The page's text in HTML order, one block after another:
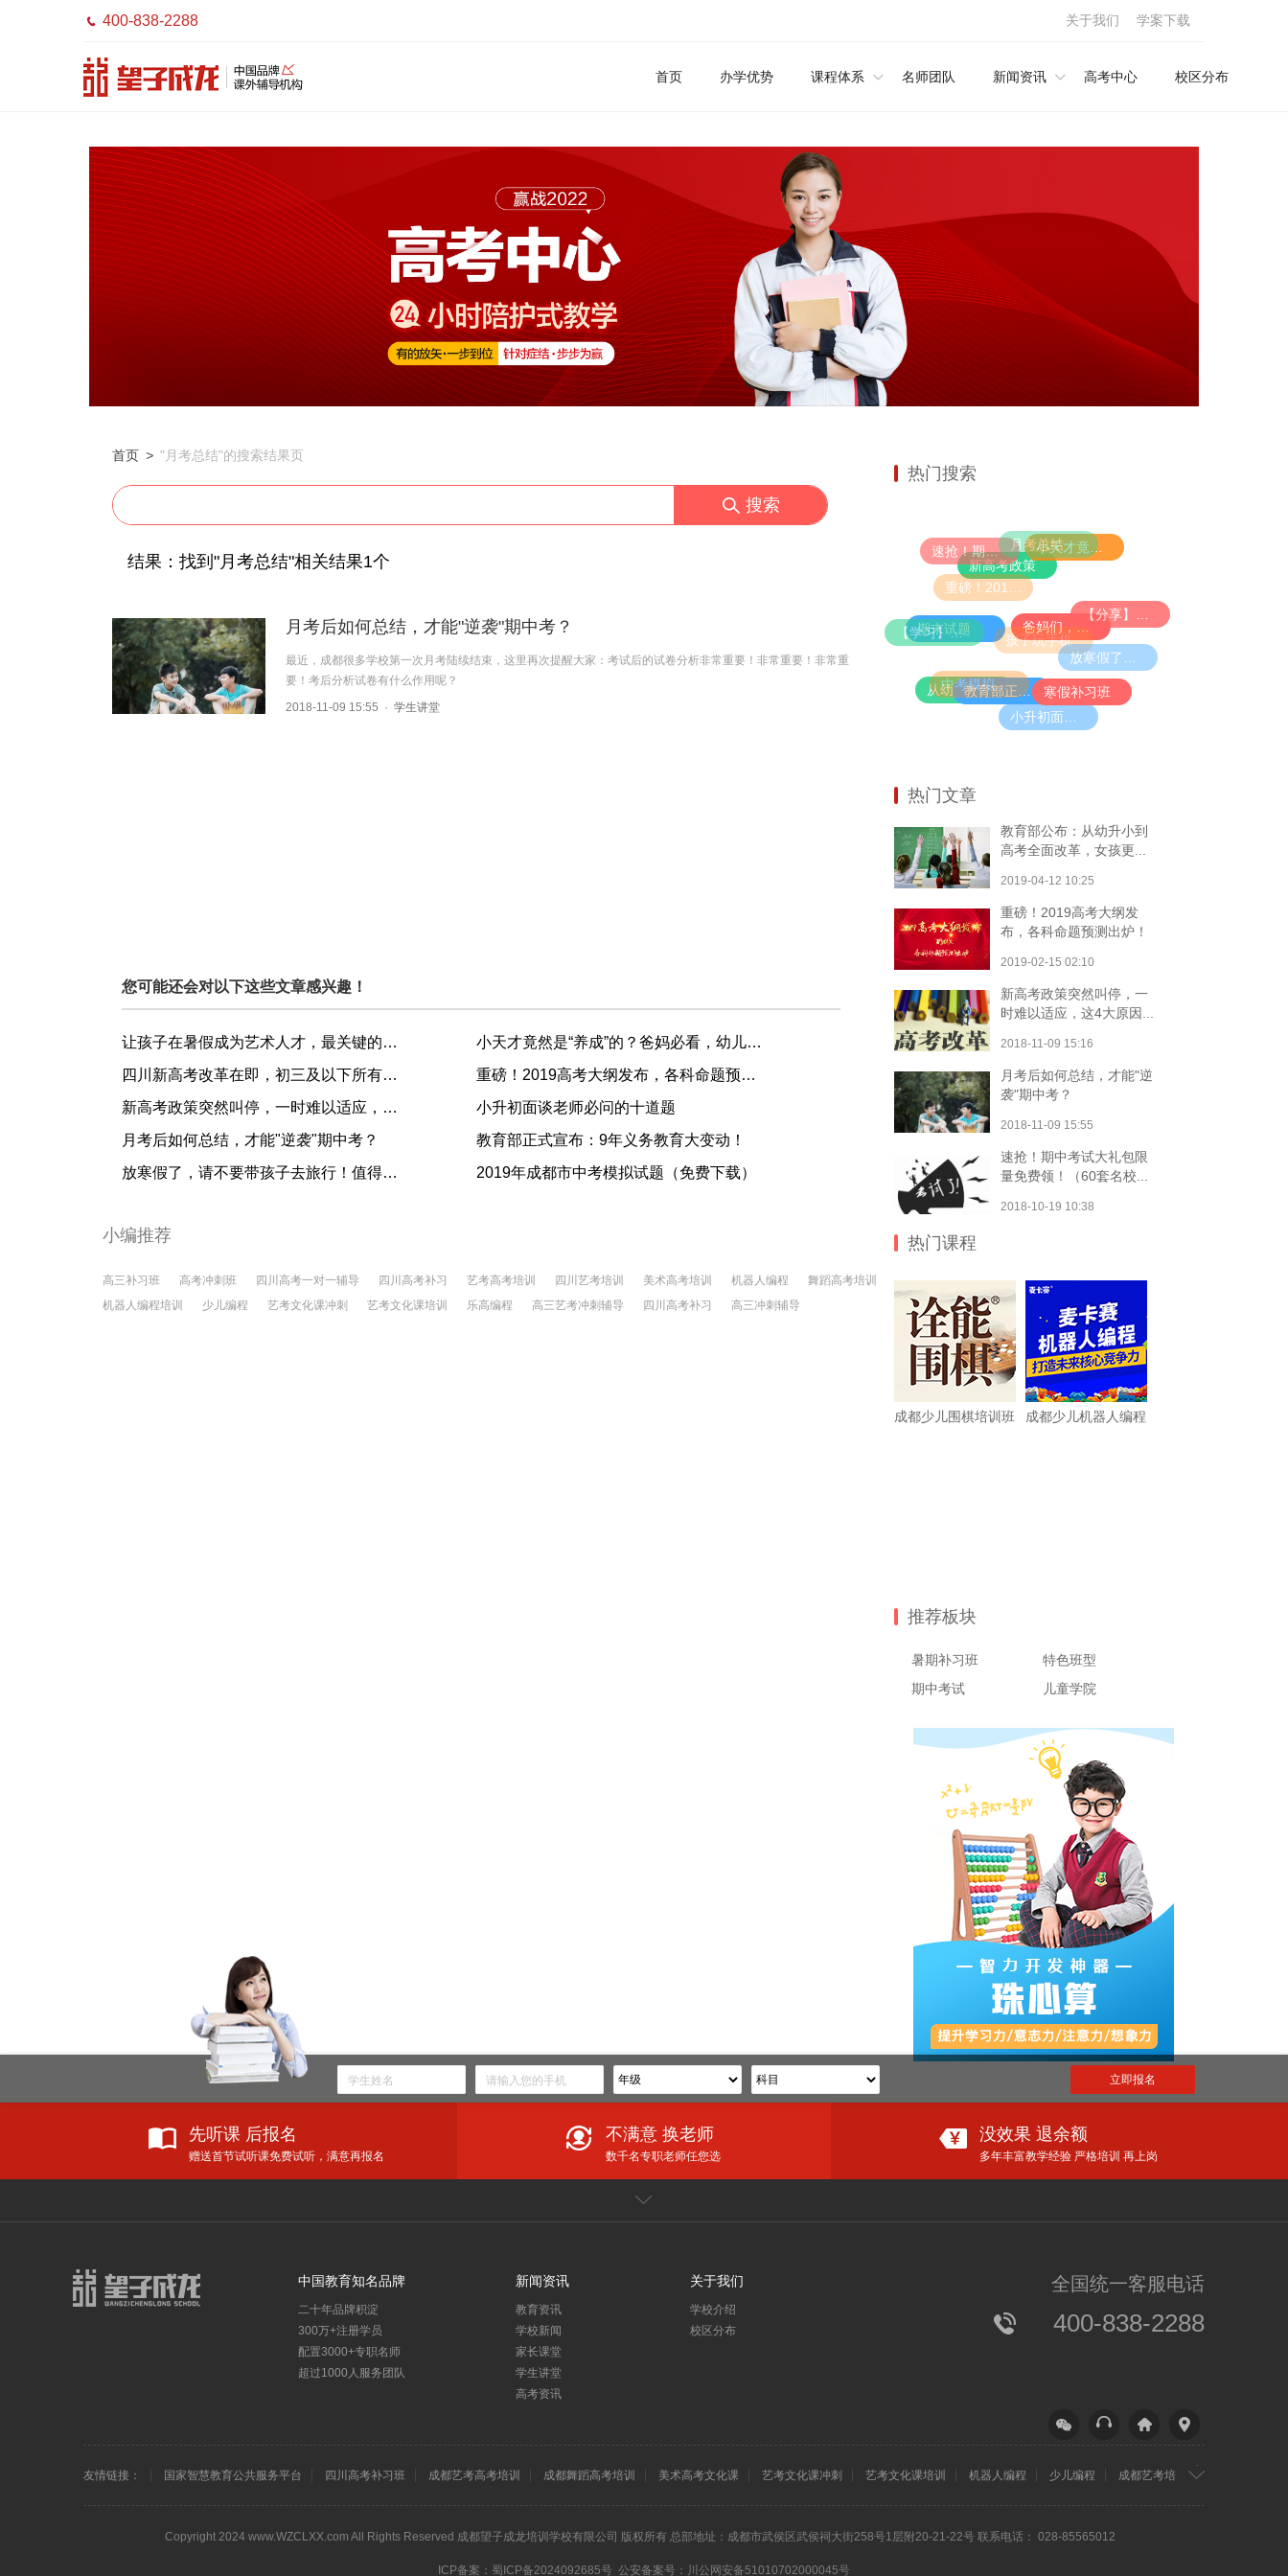
关于我们 学案下载
 400-838-2288
首页 办学优势 课程体系 名师团队 新闻资讯 高考中心 校区分布
首页 > "月考总结"的搜索结果页
搜索
结果：找到"月考总结"相关结果1个
月考后如何总结，才能"逆袭"期中考？
最近，成都很多学校第一次月考陆续结束，这里再次提醒大家：考试后的试卷分析非常重要！非常重要！非常重
要！考后分析试卷有什么作用呢？
2018-11-09 15:55 · 学生讲堂
热门搜索
中考模拟试题
期末试题
月考总结
速抢！期中考试大礼包限量免费领！（60套名校真题＋34套全真模拟题）
【学习】孩子进入小学也能拔尖，只因为在暑假做了这件事！
小天才竟然是“养成”的？爸妈必看，幼儿学者公布IQ110的炼成秘诀......
从幼升小到高考全面改革，女孩更有优势了！
孩子玩手机
教育部正式宣布：9年义务教育大变动！
新高考政策
寒假补习班
热门文章
教育部公布：从幼升小到
高考全面改革，女孩更...
2019-04-12 10:25
重磅！2019高考大纲发
布，各科命题预测出炉！
2019-02-15 02:10
新高考政策突然叫停，一
时难以适应，这4大原因...
2018-11-09 15:16
月考后如何总结，才能"逆
袭"期中考？
2018-11-09 15:55
速抢！期中考试大礼包限
量免费领！（60套名校...
2018-10-19 10:38
热门课程
成都少儿围棋培训班 成都少儿机器人编程
推荐板块
暑期补习班
特色班型
期中考试
儿童学院
您可能还会对以下这些文章感兴趣！
让孩子在暑假成为艺术人才，最关键的一步在这里......测试
四川新高考改革在即，初三及以下所有年级都将遭受这一改变！
新高考政策突然叫停，一时难以适应，这4大原因有些措手不及
月考后如何总结，才能"逆袭"期中考？
放寒假了，请不要带孩子去旅行！值得万千父母反思的好文！
小天才竟然是“养成”的？爸妈必看，幼儿学者公布IQ110的炼成秘诀......
重磅！2019高考大纲发布，各科命题预测出炉！
小升初面谈老师必问的十道题
教育部正式宣布：9年义务教育大变动！
2019年成都市中考模拟试题（免费下载）
小编推荐
高三补习班 高考冲刺班 四川高考一对一辅导 四川高考补习 艺考高考培训 四川艺考培训 美术高考培训 机器人编程
舞蹈高考培训
机器人编程培训
少儿编程 艺考文化课冲刺 艺考文化课培训 乐高编程 高三艺考冲刺辅导 四川高考补习 高三冲刺辅导
立即报名
先听课 后报名
赠送首节试听课免费试听，满意再报名
不满意 换老师
数千名专职老师任您选
没效果 退余额
多年丰富教学经验 严格培训 再上岗
防疫不松懈，我们一直在行动！
2020年成都市中考模拟试题（免费下载）
2019年成都市中考模拟试题（免费下载）
成都高考文化课培训班哪家好？
四川艺考文化课补习班哪个好?
中国教育知名品牌
二十年品牌积淀
300万+注册学员
配置3000+专职名师
超过1000人服务团队
新闻资讯
教育资讯
学校新闻
家长课堂
学生讲堂
高考资讯
关于我们
学校介绍
校区分布
全国统一客服电话
400-838-2288
成都 四川省成
友情链接： 国家智慧教育公共服务平台 四川高考补习班 成都艺考高考培训 成都舞蹈高考培训 美术高考文化课 艺考文化课冲刺 艺考文化课培训 机器人编程 少儿编程
成都艺考培
–>
<!–
Copyright 2024 www.WZCLXX.com All Rights Reserved 成都望子成龙培训学校有限公司 版权所有 总部地址：成都市武侯区武侯祠大街258号1层附20-21-22号 联系电话： 028-85565012
ICP备案： 蜀ICP备2024092685号 公安备案号： 川公网安备51010702000045号